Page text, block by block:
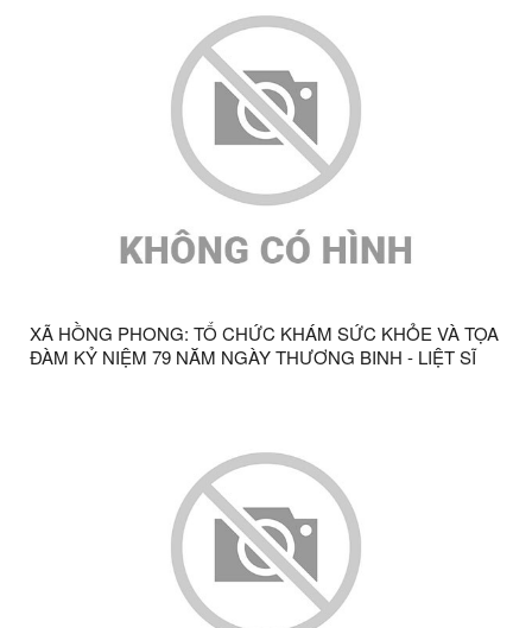
XÃ HỒNG PHONG: TỔ CHỨC KHÁM SỨC KHỎE VÀ TỌA
ĐÀM KỶ NIỆM 79 NĂM NGÀY THƯƠNG BINH - LIỆT SĨ